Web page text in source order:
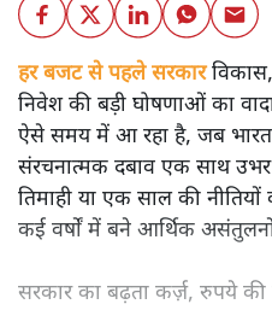
हर बजट से पहले सरकार
निवेश की बड़ी घोषणाओं का
ऐसे समय में आ रहा है, जब भारत
संरचनात्मक दबाव एक साथ
तिमाही या एक साल की
कई वर्षों में बने आर्थिक
सरकार का बढ़ता कर्ज़, रुपये की